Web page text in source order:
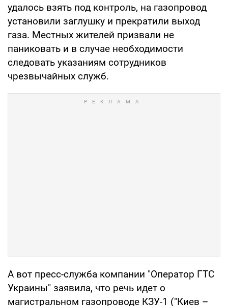
удалось взять под контроль, на газопровод
установили заглушку и прекратили выход
газа. Местных жителей призвали не
паниковать и в случае необходимости
следовать указаниям сотрудников
чрезвычайных служб.
А вот пресс-служба компании "Оператор ГТС
Украины" заявила, что речь идет о
магистральном газопроводе КЗУ-1 ("Киев –